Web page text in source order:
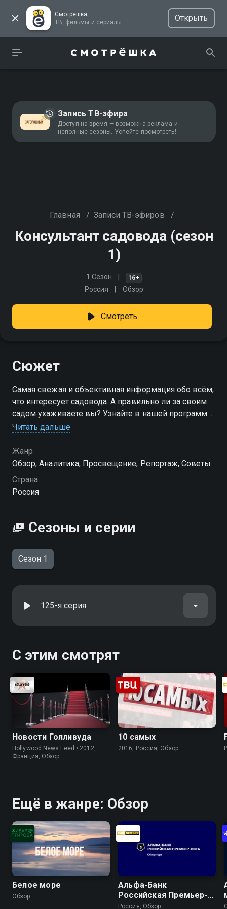
Смотрёшка
ТВ, фильмы и сериалы
Открыть
Запись ТВ-эфира
Доступ на время — возможна реклама и
неполные сезоны. Успейте посмотреть!
Главная / Записи ТВ-эфиров /
Консультант садовода (сезон
1)
1 Сезон 16+
Россия Обзор
Смотреть
Сюжет
Самая свежая и объективная информация обо всём,
что интересует садовода. А правильно ли за своим
садом ухаживаете вы? Узнайте в нашей программе
садовода вы можете совершенно бесплатно в
хорошем HD качестве на Смотрёшке
Читать дальше
Жанр
Обзор, Аналитика, Просвещение, Репортаж, Советы
Страна
Россия
Сезоны и серии
Сезон 1
125-я серия
С этим смотрят
Новости Голливуда
Hollywood News Feed • 2012,
Франция, Обзор
10 самых
2016, Россия, Обзор
Ещё в жанре: Обзор
Белое море
Обзор
Альфа-Банк
Российская Премьер-
Лига. Обзор тура
Россия, Обзор